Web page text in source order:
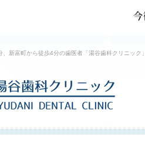
、新富町から徒歩4分の歯医者「湯谷歯科クリニック」